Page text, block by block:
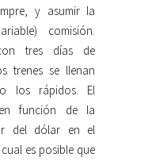
y asumir la
comisión.
tres días de
trenes se llenan
los rápidos. El
función de la
del dólar en el
es posible que